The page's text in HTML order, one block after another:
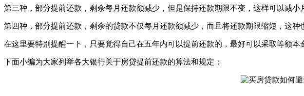
第三种，部分提前还款，剩余每月还款额减少，但是保持还款期限不变，这样可以减小
第四种，部分提前还款，剩余的贷款不仅每月还款额减少，而且将还款期限缩短，这种
在这里要特别提醒一下，只要觉得自己在五年内可以提前还款的，最好可以采取等额
下面小编为大家列举各大银行关于房贷提前还款的算法和规定：